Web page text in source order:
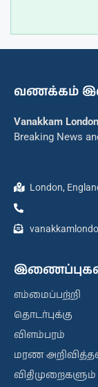
வணக்கம்
Vanakkam London
Breaking News
London,
எம்மைப்பற்றி
தொடர்புக்கு
விளம்பரம்
மரண